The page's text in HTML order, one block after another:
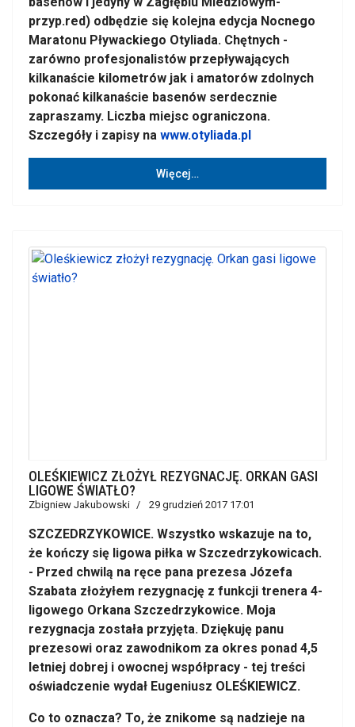
przyp.red) odbędzie się kolejna edycja Nocnego
Maratonu Pływackiego Otyliada. Chętnych -
zarówno profesjonalistów przepływających
kilkanaście kilometrów jak i amatorów zdolnych
pokonać kilkanaście basenów serdecznie
zapraszamy. Liczba miejsc ograniczona.
Szczegóły i zapisy na www.otyliada.pl
Więcej…
OLEŚKIEWICZ ZŁOŻYŁ REZYGNACJĘ. ORKAN GASI
LIGOWE ŚWIATŁO?
Zbigniew Jakubowski 29 grudzień 2017 17:01
SZCZEDRZYKOWICE. Wszystko wskazuje na to,
że kończy się ligowa piłka w Szczedrzykowicach.
- Przed chwilą na ręce pana prezesa Józefa
Szabata złożyłem rezygnację z funkcji trenera 4-
ligowego Orkana Szczedrzykowice. Moja
rezygnacja została przyjęta. Dziękuję panu
prezesowi oraz zawodnikom za okres ponad 4,5
letniej dobrej i owocnej współpracy - tej treści
oświadczenie wydał Eugeniusz OLEŚKIEWICZ.
Co to oznacza? To, że znikome są nadzieje na